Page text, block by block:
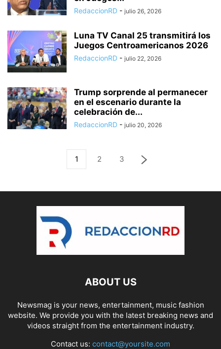
RedaccionRD - julio 26, 2026
Luna TV Canal 25 transmitirá los
Juegos Centroamericanos 2026
RedaccionRD - julio 22, 2026
Trump sorprende al permanecer
en el escenario durante la
celebración de...
RedaccionRD - julio 20, 2026
1 2 3
ABOUT US
Newsmag is your news, entertainment, music fashion
website. We provide you with the latest breaking news and
videos straight from the entertainment industry.
Contact us: contact@yoursite.com